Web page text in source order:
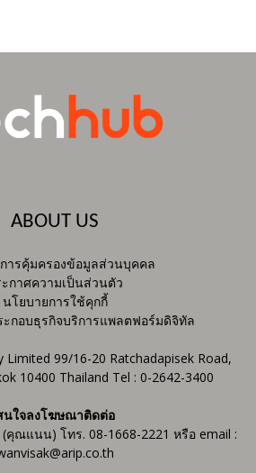
ABOUT US
ารคุ้มครองข้อมูลส่วนบุคคล
กาศความเป็นส่วนตัว
นโยบายการใช้คุกกี้
ะกอบธุรกิจบริการแพลตฟอร์มดิจิทัล
Limited 99/16-20 Ratchadapisek Road,
10400 Thailand Tel : 0-2642-3400
นใจลงโฆษณาติดต่อ
ณแนน) โทร. 08-1668-2221 หรือ email :